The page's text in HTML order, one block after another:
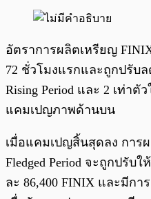
อัตราการผลิตเหรียญ
72 ชั่วโมงแรกและถูกปรับล
Rising Period และ 2 เท่าตั
แคมเปญภาพด้านบน
เมื่อแคมเปญสิ้นสุดลง การ
Fledged Period จะถูกปรั
ละ 86,400 FINIX และมีกา